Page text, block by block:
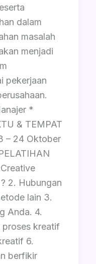
dalam
masalah
menjadi
pekerjaan
*
& TEMPAT
– 24 Oktober
2. Hubungan
lain 3.
Anda. 4.
proses kreatif
6.
berfikir